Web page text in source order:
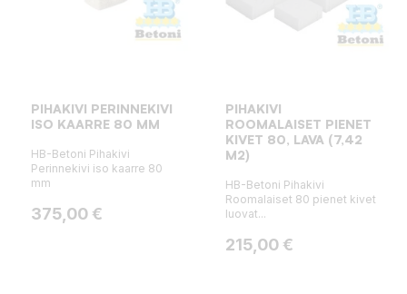
PIHAKIVI PERINNEKIVI
ISO KAARRE 80 MM
HB-Betoni Pihakivi
Perinnekivi iso kaarre 80
mm
Hinta
375,00 €
PIHAKIVI
ROOMALAISET PIENET
KIVET 80, LAVA (7,42
M2)
HB-Betoni Pihakivi
Roomalaiset 80 pienet kivet
luovat...
Hinta
215,00 €